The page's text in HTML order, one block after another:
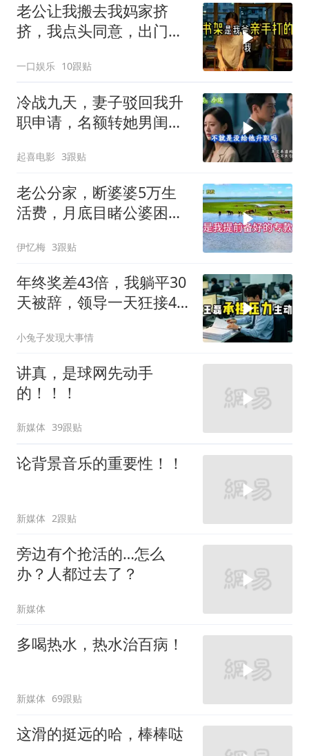
老公让我搬去我妈家挤
挤，我点头同意，出门时
把车钥匙
一口娱乐 10跟贴
冷战九天，妻子驳回我升
职申请，名额转她男闺
起喜电影 3跟贴
老公分家，断婆婆5万生
活费，月底目睹公婆困
伊忆梅 3跟贴
年终奖差43倍，我躺平30
天被辞，领导一天狂接47
小兔子发现大事情
讲真，是球网先动手
的！！！
新媒体 39跟贴
论背景音乐的重要性！！
新媒体 2跟贴
旁边有个抢活的…怎么
办？人都过去了？
新媒体
多喝热水，热水治百病！
新媒体 69跟贴
这滑的挺远的哈，棒棒哒